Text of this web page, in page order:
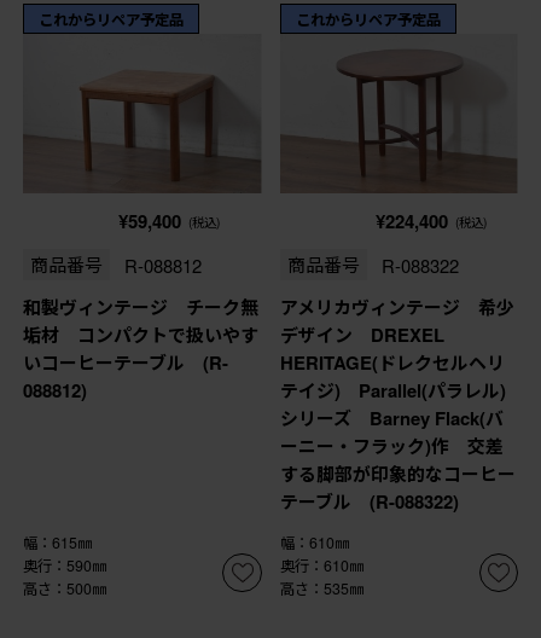
これからリペア予定品
¥59,400 (税込)
商品番号 R-088812
和製ヴィンテージ チーク無
垢材 コンパクトで扱いやす
いコーヒーテーブル (R-
088812)
幅：615㎜
奥行：590㎜
高さ：500㎜
これからリペア予定品
¥224,400 (税込)
商品番号 R-088322
アメリカヴィンテージ 希少
デザイン DREXEL
HERITAGE(ドレクセルヘリ
テイジ) Parallel(パラレル)
シリーズ Barney Flack(バ
ーニー・フラック)作 交差
する脚部が印象的なコーヒー
テーブル (R-088322)
幅：610㎜
奥行：610㎜
高さ：535㎜